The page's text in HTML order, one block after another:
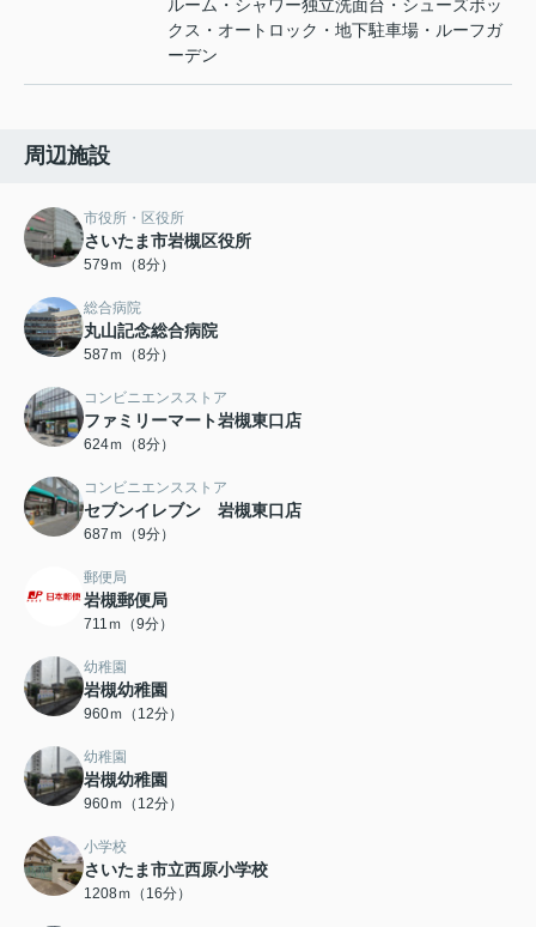
ルーム・シャワー独立洗面台・シューズボッ
クス・オートロック・地下駐車場・ルーフガ
ーデン
周辺施設
市役所・区役所
さいたま市岩槻区役所
579ｍ（8分）
総合病院
丸山記念総合病院
587ｍ（8分）
コンビニエンスストア
ファミリーマート岩槻東口店
624ｍ（8分）
コンビニエンスストア
セブンイレブン 岩槻東口店
687ｍ（9分）
郵便局
岩槻郵便局
711ｍ（9分）
幼稚園
岩槻幼稚園
960ｍ（12分）
幼稚園
岩槻幼稚園
960ｍ（12分）
小学校
さいたま市立西原小学校
1208ｍ（16分）